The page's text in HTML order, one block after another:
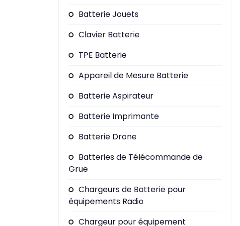
Batterie Jouets
Clavier Batterie
TPE Batterie
Appareil de Mesure Batterie
Batterie Aspirateur
Batterie Imprimante
Batterie Drone
Batteries de Télécommande de
Grue
Chargeurs de Batterie pour
équipements Radio
Chargeur pour équipement